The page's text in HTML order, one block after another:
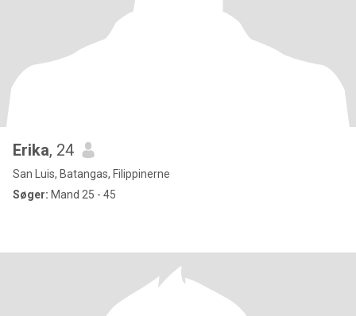
Erika, 24
San Luis, Batangas, Filippinerne
Søger: Mand 25 - 45